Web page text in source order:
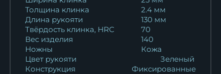
Толщина клинка
2.4 мм
Длина рукояти
130 мм
Твёрдость клинка, HRC
70
Вес изделия
140
Ножны
Кожа
Цвет рукояти
Зеленый
Конструкция
Фиксированные